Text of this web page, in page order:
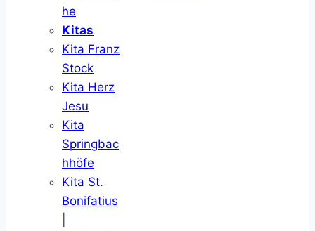
he
Kitas
Kita Franz
Stock
Kita Herz
Jesu
Kita
Springbac
hhöfe
Kita St.
Bonifatius